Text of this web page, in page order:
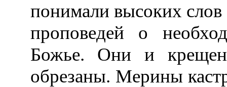
понимали высоких
проповедей о
Божье. Они и
обрезаны. Мерины